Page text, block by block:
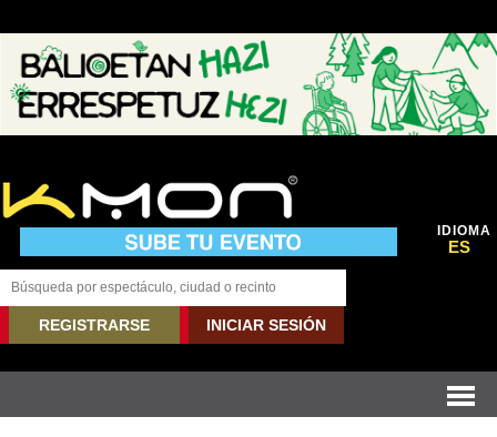
IDIOMA
ES
REGISTRARSE INICIAR SESIÓN